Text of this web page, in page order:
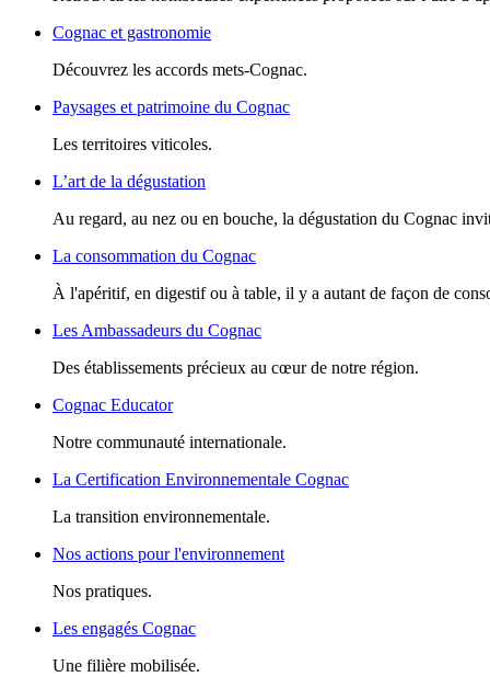
Cognac et gastronomie
Découvrez les accords mets-Cognac.
Paysages et patrimoine du Cognac
Les territoires viticoles.
L’art de la dégustation
Au regard, au nez ou en bouche, la dégustation du Cognac
La consommation du Cognac
À l'apéritif, en digestif ou à table, il y a autant de façon de
Les Ambassadeurs du Cognac
Des établissements précieux au cœur de notre région.
Cognac Educator
Notre communauté internationale.
La Certification Environnementale Cognac
La transition environnementale.
Nos actions pour l'environnement
Nos pratiques.
Les engagés Cognac
Une filière mobilisée.